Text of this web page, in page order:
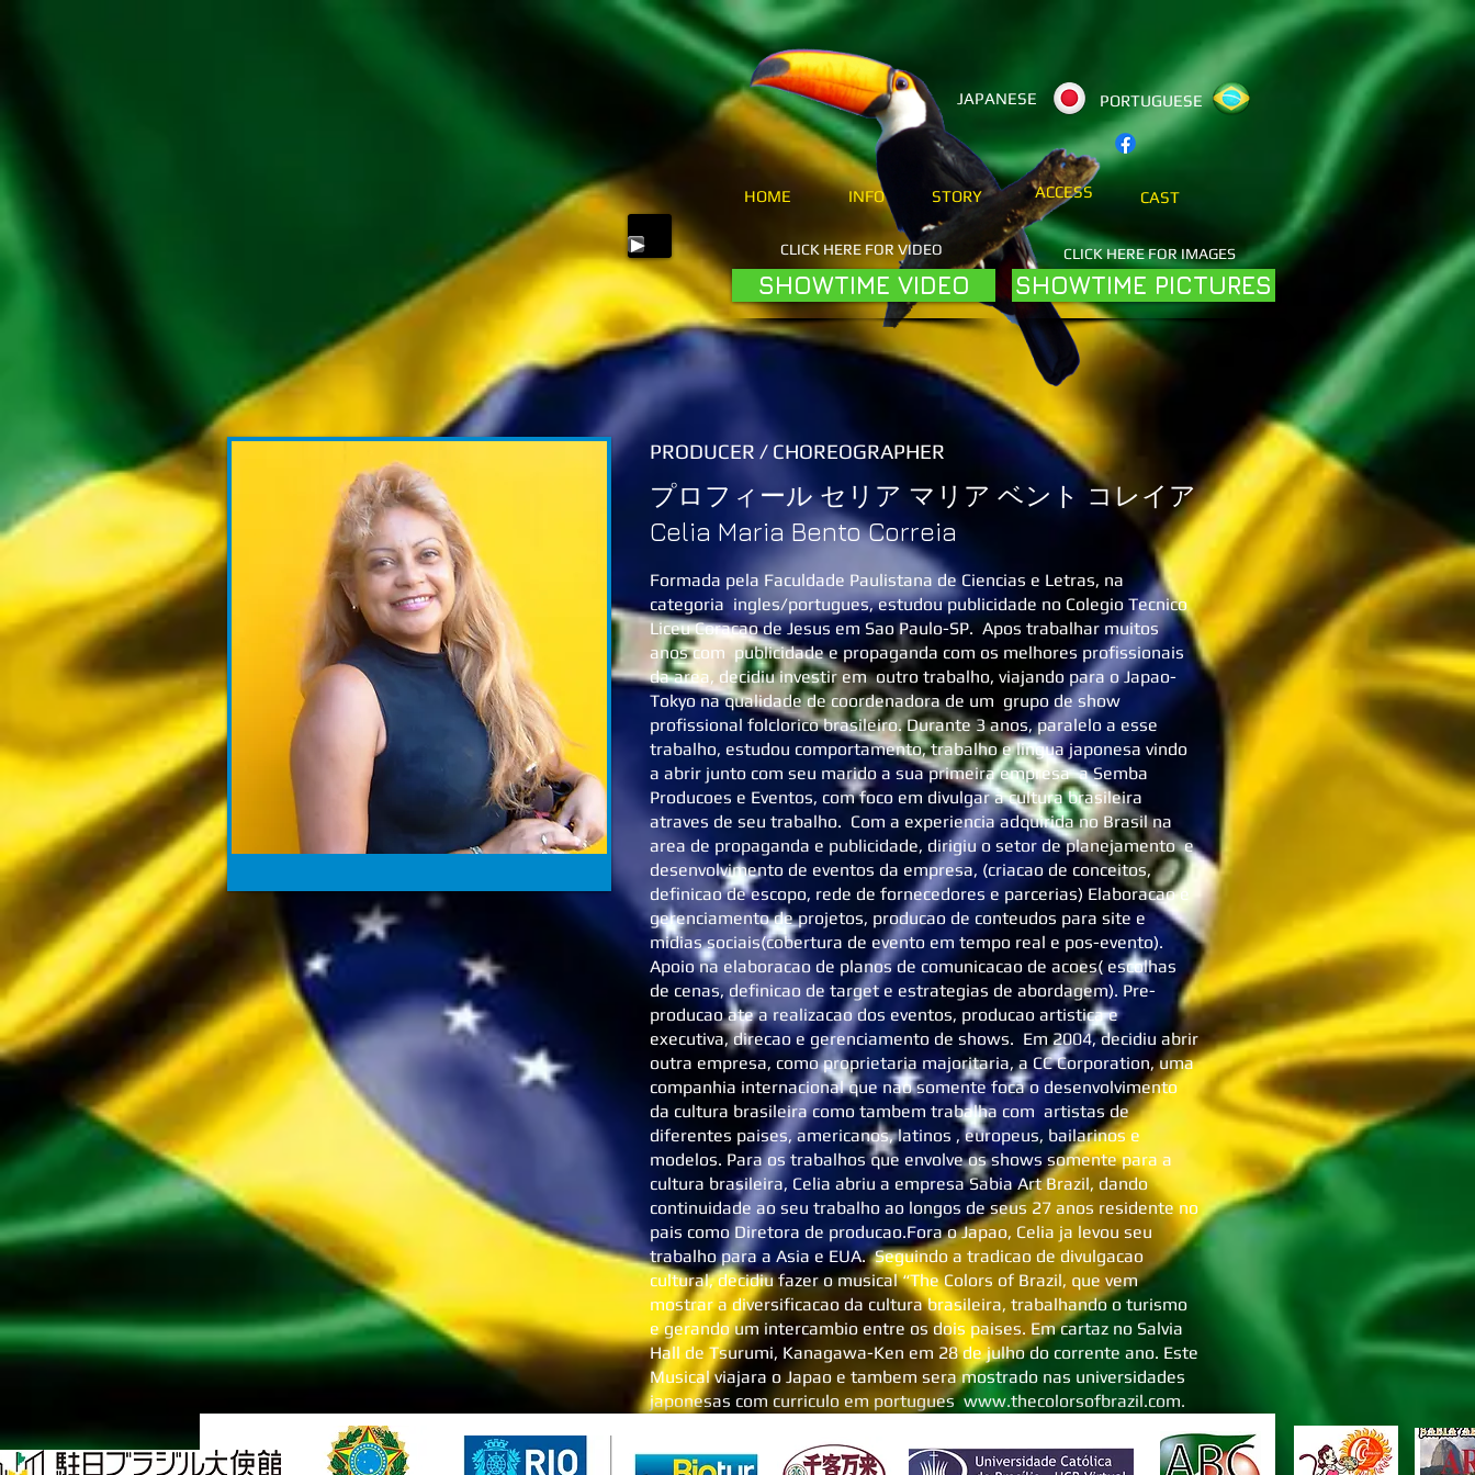
SHOWTIME PICTURES
CLICK HERE FOR IMAGES
CLICK HERE FOR VIDEO
SHOWTIME VIDEO
JAPANESE PORTUGUESE
HOME INFO STORY ACCESS CAST
PRODUCER / CHOREOGRAPHER
プロフィール セリア マリア ベント コレイア
Celia Maria Bento Correia
Formada pela Faculdade Paulistana de Ciencias e Letras, na
categoria ingles/portugues, estudou publicidade no Colegio Tecnico
Liceu Coracao de Jesus em Sao Paulo-SP. Apos trabalhar muitos
anos com publicidade e propaganda com os melhores profissionais
da area, decidiu investir em outro trabalho, viajando para o Japao-
Tokyo na qualidade de coordenadora de um grupo de show
profissional folclorico brasileiro. Durante 3 anos, paralelo a esse
trabalho, estudou comportamento, trabalho e lingua japonesa vindo
a abrir junto com seu marido a sua primeira empresa a Semba
Producoes e Eventos, com foco em divulgar a cultura brasileira
atraves de seu trabalho. Com a experiencia adquirida no Brasil na
area de propaganda e publicidade, dirigiu o setor de planejamento e
desenvolvimento de eventos da empresa, (criacao de conceitos,
definicao de escopo, rede de fornecedores e parcerias) Elaboracao e
gerenciamento de projetos, producao de conteudos para site e
midias sociais(cobertura de evento em tempo real e pos-evento).
Apoio na elaboracao de planos de comunicacao de acoes( escolhas
de cenas, definicao de target e estrategias de abordagem). Pre-
producao ate a realizacao dos eventos, producao artistica e
executiva, direcao e gerenciamento de shows. Em 2004, decidiu abrir
outra empresa, como proprietaria majoritaria, a CC Corporation, uma
companhia internacional que nao somente foca o desenvolvimento
da cultura brasileira como tambem trabalha com artistas de
diferentes paises, americanos, latinos , europeus, bailarinos e
modelos. Para os trabalhos que envolve os shows somente para a
cultura brasileira, Celia abriu a empresa Sabia Art Brazil, dando
continuidade ao seu trabalho ao longos de seus 27 anos residente no
pais como Diretora de producao.Fora o Japao, Celia ja levou seu
trabalho para a Asia e EUA. Seguindo a tradicao de divulgacao
cultural, decidiu fazer o musical “The Colors of Brazil, que vem
mostrar a diversificacao da cultura brasileira, trabalhando o turismo
e gerando um intercambio entre os dois paises. Em cartaz no Salvia
Hall de Tsurumi, Kanagawa-Ken em 28 de julho do corrente ano. Este
Musical viajara o Japao e tambem sera mostrado nas universidades
japonesas com curriculo em portugueswww.thecolorsofbrazil.com.